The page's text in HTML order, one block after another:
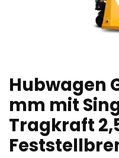
Hubwagen
mm mit
Tragkraft